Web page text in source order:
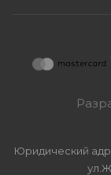
Юридический